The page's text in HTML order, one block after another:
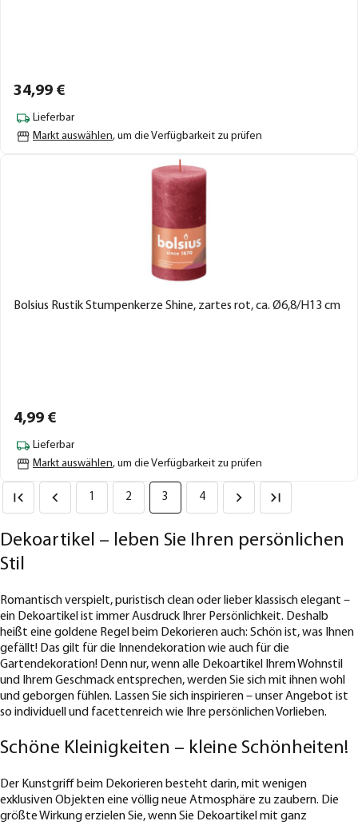
34,99 €
Lieferbar
Markt auswählen, um die Verfügbarkeit zu prüfen
Bolsius Rustik Stumpenkerze Shine, zartes rot, ca. Ø6,8/H13 cm
4,99 €
Lieferbar
Markt auswählen, um die Verfügbarkeit zu prüfen
1 2 3 4
Dekoartikel – leben Sie Ihren persönlichen
Stil
Romantisch verspielt, puristisch clean oder lieber klassisch elegant –
ein Dekoartikel ist immer Ausdruck Ihrer Persönlichkeit. Deshalb
heißt eine goldene Regel beim Dekorieren auch: Schön ist, was Ihnen
gefällt! Das gilt für die Innendekoration wie auch für die
Gartendekoration! Denn nur, wenn alle Dekoartikel Ihrem Wohnstil
und Ihrem Geschmack entsprechen, werden Sie sich mit ihnen wohl
und geborgen fühlen. Lassen Sie sich inspirieren – unser Angebot ist
so individuell und facettenreich wie Ihre persönlichen Vorlieben.
Schöne Kleinigkeiten – kleine Schönheiten!
Der Kunstgriff beim Dekorieren besteht darin, mit wenigen
exklusiven Objekten eine völlig neue Atmosphäre zu zaubern. Die
größte Wirkung erzielen Sie, wenn Sie Dekoartikel mit ganz